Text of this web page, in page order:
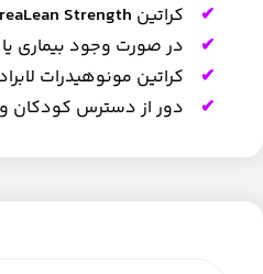
کراتین Strength
در صورت وجود بیماری
کراتین مونوهیدرات
دور از دسترس